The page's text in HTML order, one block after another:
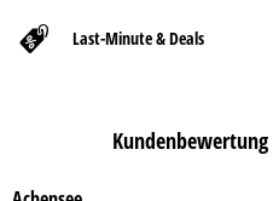
Last-Minute & Deals
Kundenbewertung